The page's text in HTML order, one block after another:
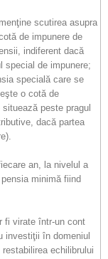
scutirea asupra
de impunere de
indiferent dacă
special de impunere;
specială care se
o cotă de
peste pragul
dacă partea
an, la nivelul a
minimă fiind
fi virate într-un cont
investiţii în domeniul
echilibrului